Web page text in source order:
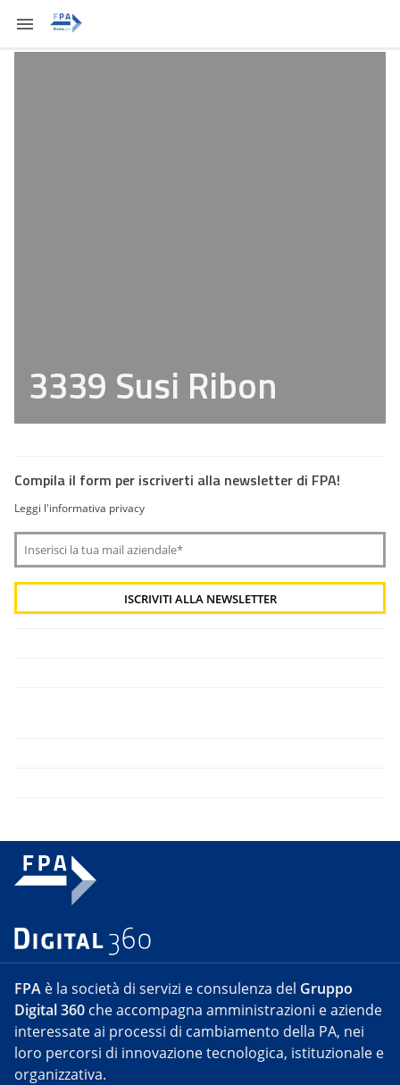
3339 Susi Ribon
Compila il form per iscriverti alla newsletter di FPA!
Leggi l'informativa privacy
FPA è la società di servizi e consulenza del Gruppo
Digital 360 che accompagna amministrazioni e aziende
interessate ai processi di cambiamento della PA, nei
loro percorsi di innovazione tecnologica, istituzionale e
organizzativa.